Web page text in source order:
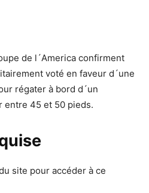
de l´America confirment
voté en faveur d´une
régater à bord d´un
entre 45 et 50 pieds.
site pour accéder à ce